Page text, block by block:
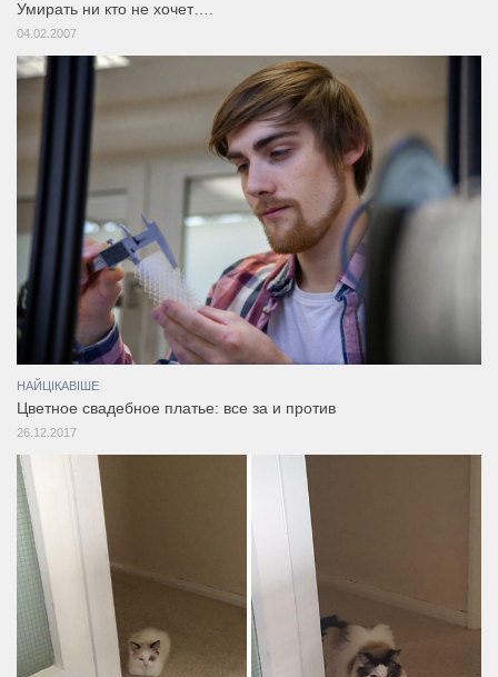
Умирать ни кто не хочет….
04.02.2007
НАЙЦІКАВІШЕ
Цветное свадебное платье: все за и против
26.12.2017